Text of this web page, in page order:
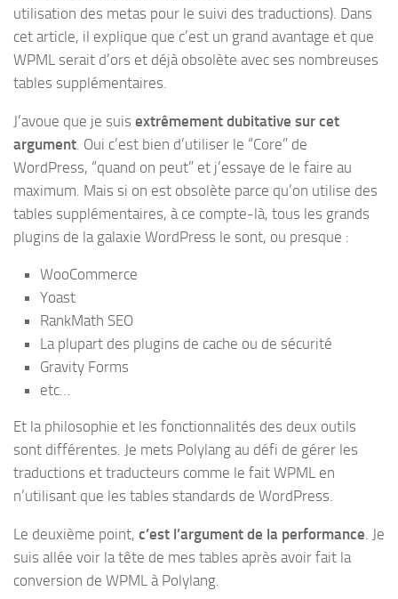
utilisation des metas pour le suivi des traductions). Dans
cet article, il explique que c’est un grand avantage et que
WPML serait d’ors et déjà obsolète avec ses nombreuses
tables supplémentaires.
J’avoue que je suis extrêmement dubitative sur cet
argument . Oui c’est bien d’utiliser le “Core” de
WordPress, “quand on peut” et j’essaye de le faire au
maximum. Mais si on est obsolète parce qu’on utilise des
tables supplémentaires, à ce compte-là, tous les grands
plugins de la galaxie WordPress le sont, ou presque :
WooCommerce
Yoast
RankMath SEO
La plupart des plugins de cache ou de sécurité
Gravity Forms
etc…
Et la philosophie et les fonctionnalités des deux outils
sont différentes. Je mets Polylang au défi de gérer les
traductions et traducteurs comme le fait WPML en
n’utilisant que les tables standards de WordPress.
Le deuxième point, c’est l’argument de la performance. Je
suis allée voir la tête de mes tables après avoir fait la
conversion de WPML à Polylang.